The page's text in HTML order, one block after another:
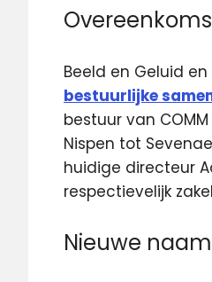
Beeld en Geluid
bestuurlijke
bestuur van
Nispen tot
huidige directeur
respectievelijk
Nieuwe naam